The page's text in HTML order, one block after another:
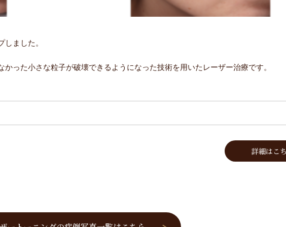
ました。
った小さな粒子が破壊できるようになった技術を用いたレーザー治療です。
詳細はこ